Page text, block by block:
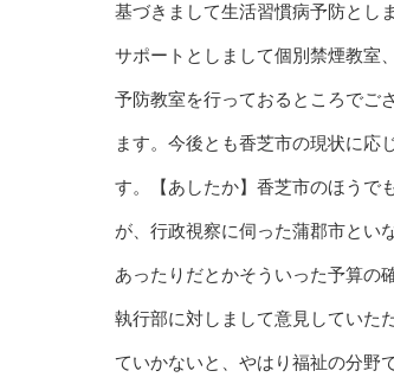
基づきまして生活習慣病予防とし
サポートとしまして個別禁煙教室
予防教室を行っておるところでご
ます。今後とも香芝市の現状に応
す。【あしたか】香芝市のほうで
が、行政視察に伺った蒲郡市とい
あったりだとかそういった予算の
執行部に対しまして意見していた
ていかないと、やはり福祉の分野